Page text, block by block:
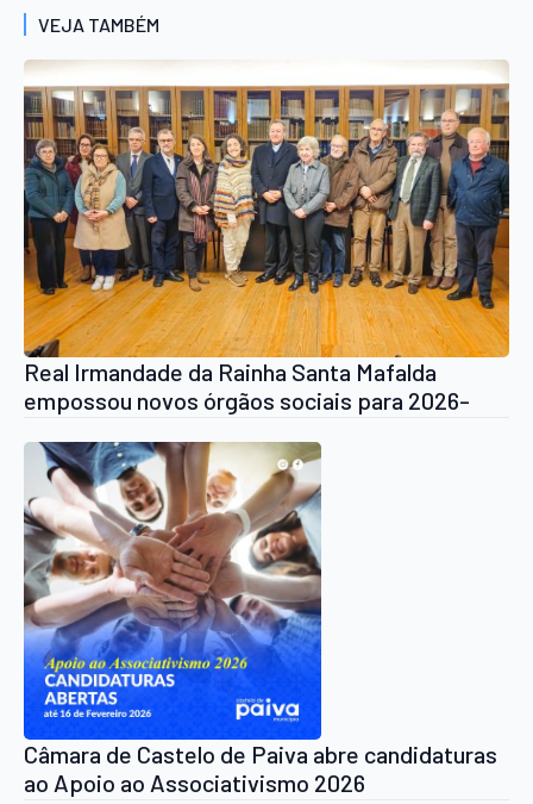
VEJA TAMBÉM
Real Irmandade da Rainha Santa Mafalda
empossou novos órgãos sociais para 2026-
Câmara de Castelo de Paiva abre candidaturas
ao Apoio ao Associativismo 2026